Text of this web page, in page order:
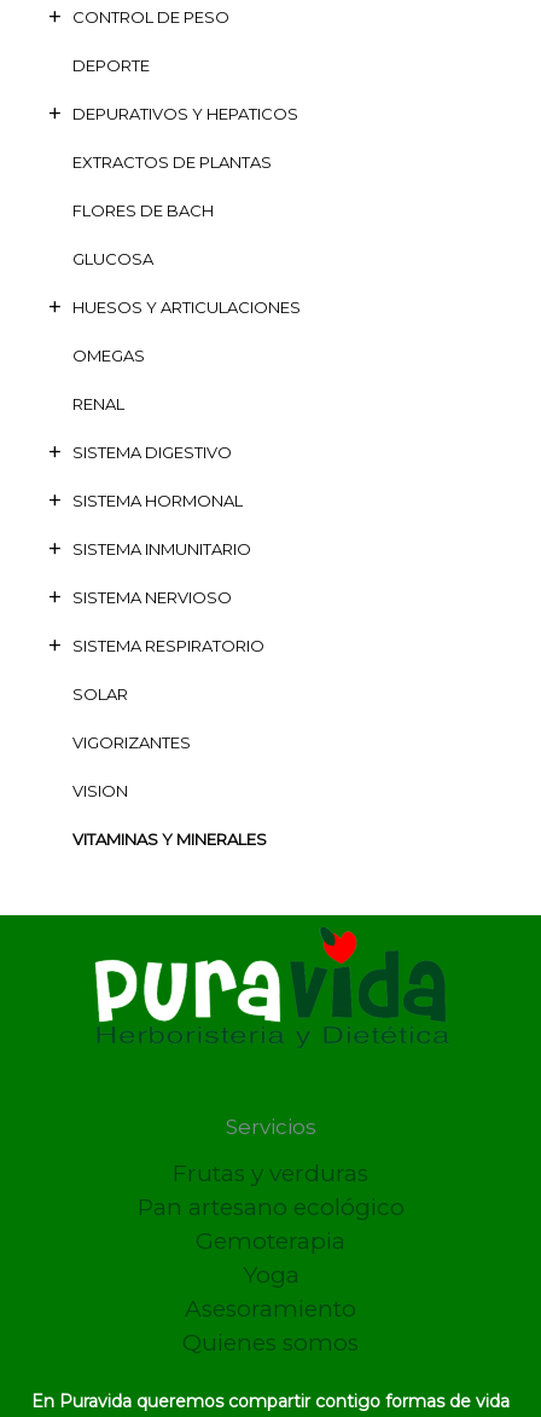
CONTROL DE PESO
DEPORTE
DEPURATIVOS Y HEPATICOS
EXTRACTOS DE PLANTAS
FLORES DE BACH
GLUCOSA
HUESOS Y ARTICULACIONES
OMEGAS
RENAL
SISTEMA DIGESTIVO
SISTEMA HORMONAL
SISTEMA INMUNITARIO
SISTEMA NERVIOSO
SISTEMA RESPIRATORIO
SOLAR
VIGORIZANTES
VISION
VITAMINAS Y MINERALES
Servicios
Frutas y verduras
Pan artesano ecológico
Gemoterapia
Yoga
Asesoramiento
Quienes somos
En Puravida queremos compartir contigo formas de vida